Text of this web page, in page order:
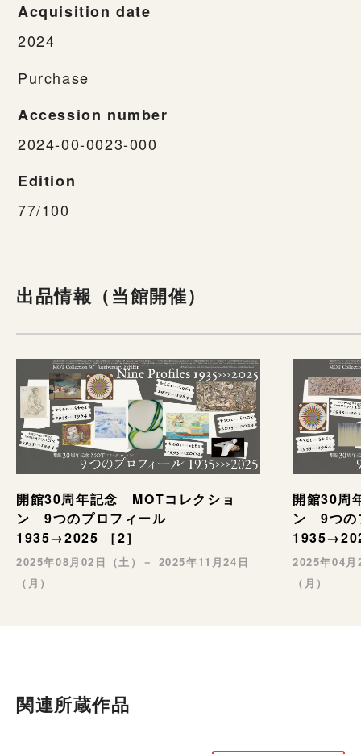
Acquisition date
2024
Purchase
Accession number
2024-00-0023-000
Edition
77/100
出品情報（当館開催）
開館30周年記念 MOTコレクショ
ン 9つのプロフィール
1935→2025 ［2］
2025年08月02日（土）－ 2025年11月24日
（月）
開館30周
ン 9つ
2025年04
（月）
関連所蔵作品